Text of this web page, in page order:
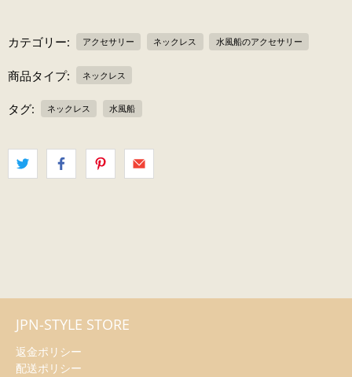
カテゴリー: アクセサリー ネックレス 水風船のアクセサリー
商品タイプ: ネックレス
タグ: ネックレス 水風船
JPN-STYLE STORE
返金ポリシー
配送ポリシー